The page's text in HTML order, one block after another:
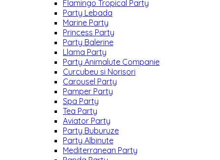
Flamingo Tropical Party
Party Lebada
Marine Party
Princess Party
Party Balerine
Llama Party
Party Animalute Companie
Curcubeu si Norisori
Carousel Party
Pamper Party
Spa Party
Tea Party
Aviator Party
Party Buburuze
Party Albinute
Mediterranean Party